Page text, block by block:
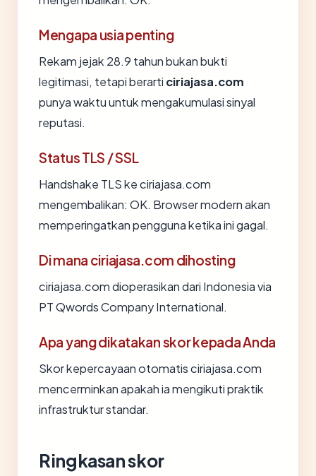
Mengapa usia penting
Rekam jejak 28.9 tahun bukan bukti
legitimasi, tetapi berarti ciriajasa.com
punya waktu untuk mengakumulasi sinyal
reputasi.
Status TLS / SSL
Handshake TLS ke ciriajasa.com
mengembalikan: OK. Browser modern akan
memperingatkan pengguna ketika ini gagal.
Di mana ciriajasa.com dihosting
ciriajasa.com dioperasikan dari Indonesia via
PT Qwords Company International.
Apa yang dikatakan skor kepada Anda
Skor kepercayaan otomatis ciriajasa.com
mencerminkan apakah ia mengikuti praktik
infrastruktur standar.
Ringkasan skor